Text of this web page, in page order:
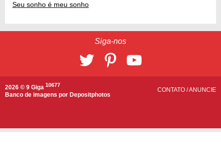
Seu sonho é meu sonho
Siga-nos
2026 © 9 Giga 10677
Banco de imagens por Depositphotos
CONTATO /ANUNCIE